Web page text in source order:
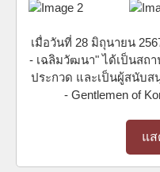
เมื่อวันที่ 28 มิถุนายน
- เฉลิมวัฒนา" ได้เป็นสถ
ประกวด และเป็นผู้สนับส
- Gentlemen of
แส